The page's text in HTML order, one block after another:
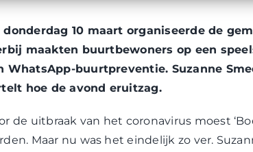
donderdag 10 maart organiseerde de
maakten buurtbewoners op een
WhatsApp-buurtpreventie. Suzanne
hoe de avond eruitzag.
de uitbraak van het coronavirus moest ‘
Maar nu was het eindelijk zo ver.